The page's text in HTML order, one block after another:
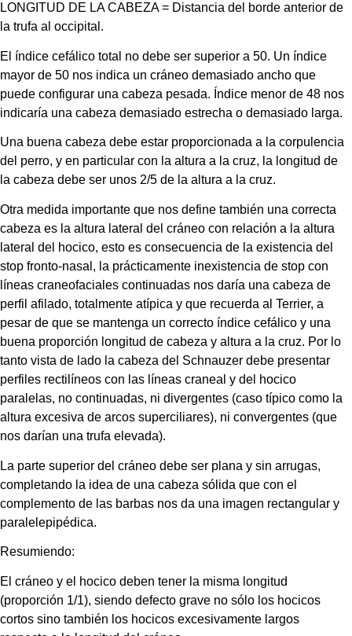
LONGITUD DE LA CABEZA = Distancia del borde anterior de
la trufa al occipital.
El índice cefálico total no debe ser superior a 50. Un índice
mayor de 50 nos indica un cráneo demasiado ancho que
puede configurar una cabeza pesada. Índice menor de 48 nos
indicaría una cabeza demasiado estrecha o demasiado larga.
Una buena cabeza debe estar proporcionada a la corpulencia
del perro, y en particular con la altura a la cruz, la longitud de
la cabeza debe ser unos 2/5 de la altura a la cruz.
Otra medida importante que nos define también una correcta
cabeza es la altura lateral del cráneo con relación a la altura
lateral del hocico, esto es consecuencia de la existencia del
stop fronto-nasal, la prácticamente inexistencia de stop con
líneas craneofaciales continuadas nos daría una cabeza de
perfil afilado, totalmente atípica y que recuerda al Terrier, a
pesar de que se mantenga un correcto índice cefálico y una
buena proporción longitud de cabeza y altura a la cruz. Por lo
tanto vista de lado la cabeza del Schnauzer debe presentar
perfiles rectilíneos con las líneas craneal y del hocico
paralelas, no continuadas, ni divergentes (caso típico como la
altura excesiva de arcos superciliares), ni convergentes (que
nos darían una trufa elevada).
La parte superior del cráneo debe ser plana y sin arrugas,
completando la idea de una cabeza sólida que con el
complemento de las barbas nos da una imagen rectangular y
paralelepipédica.
Resumiendo:
El cráneo y el hocico deben tener la misma longitud
(proporción 1/1), siendo defecto grave no sólo los hocicos
cortos sino también los hocicos excesivamente largos